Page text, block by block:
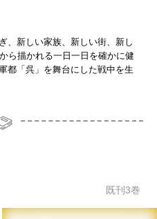
、新しい家族、新しい街、新し
ら描かれる一日一日を確かに健
都「呉」を舞台にした戦中を生
既刊 3巻